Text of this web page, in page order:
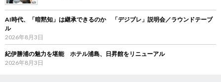
AI時代、「暗黙知」は継承できるのか 「デジブレ」説明会／ラウンドテーブ
ル
2026年8月3日
紀伊勝浦の魅力を堪能 ホテル浦島、日昇館をリニューアル
2026年8月3日